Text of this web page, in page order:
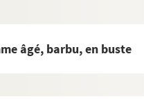
âgé, barbu, en buste
avec panier